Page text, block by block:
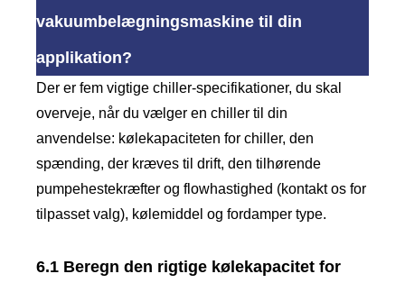
vakuumbelægningsmaskine til din
applikation?
Der er fem vigtige chiller-specifikationer, du skal
overveje, når du vælger en chiller til din
anvendelse: kølekapaciteten for chiller, den
spænding, der kræves til drift, den tilhørende
pumpehestekræfter og flowhastighed (kontakt os for
tilpasset valg), kølemiddel og fordamper type.
6.1 Beregn den rigtige kølekapacitet for